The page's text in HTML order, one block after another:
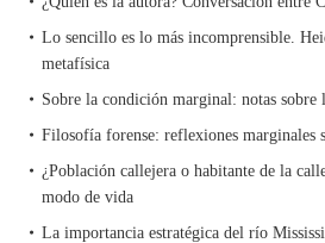
Lo sencillo es lo más incomprensible.
metafísica
Sobre la condición marginal: notas sobre
Filosofía forense: reflexiones marginales
¿Población callejera o habitante de la
modo de vida
La importancia estratégica del río